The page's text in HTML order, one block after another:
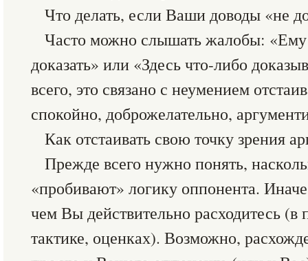
Что делать, если Ваши доводы «не
Часто можно слышать жалобы:
доказать» или «Здесь что-либо
всего, это связано с неумением
спокойно, доброжелательно,
Как отстаивать свою точку зрения
Прежде всего нужно понять,
«пробивают» логику оппонента. Иначе
чем Вы действительно расходитесь (в
тактике, оценках). Возможно,